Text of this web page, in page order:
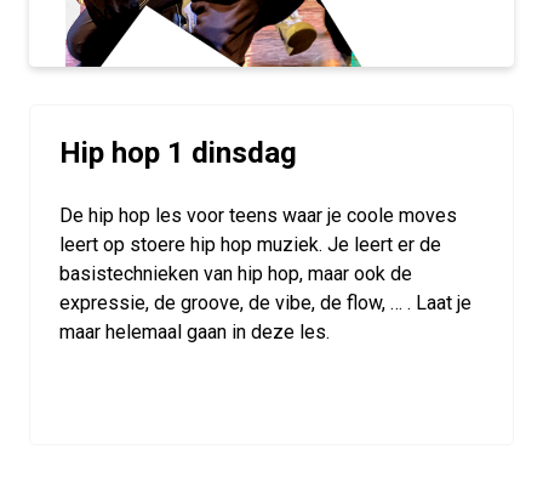
Hip hop 1 dinsdag
De hip hop les voor teens waar je coole moves
leert op stoere hip hop muziek. Je leert er de
basistechnieken van hip hop, maar ook de
expressie, de groove, de vibe, de flow, … . Laat je
maar helemaal gaan in deze les.